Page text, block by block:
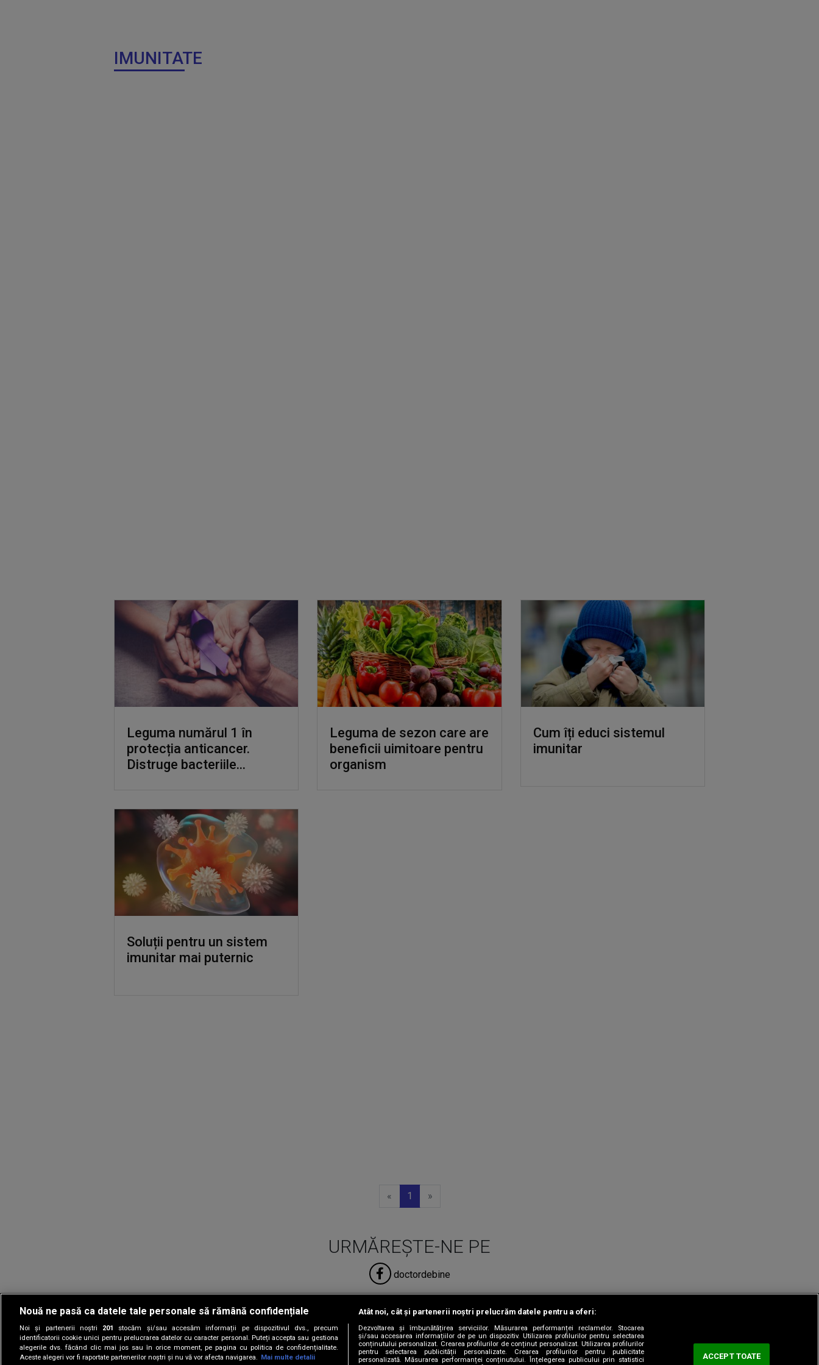
IMUNITATE
Leguma numărul 1 în
protecția anticancer.
Distruge bacteriile...
Leguma de sezon care are
beneficii uimitoare pentru
organism
Cum îți educi sistemul
imunitar
Soluții pentru un sistem
imunitar mai puternic
«Previous
1 »Next
URMĂREȘTE-NE PE
doctordebine
Nouă ne pasă ca datele tale personale să rămână confidențiale
Noi și partenerii noștri 201
stocăm și/sau accesăm informații pe dispozitivul dvs., precum
identificatorii cookie unici pentru prelucrarea datelor cu caracter personal. Puteți accepta sau gestiona
alegerile dvs. făcând clic mai jos sau în orice moment, pe pagina cu politica de confidențialitate.
Aceste alegeri vor fi raportate partenerilor noștri și nu vă vor afecta navigarea.
Mai multe detalii
Atât noi, cât și partenerii noștri prelucrăm datele pentru a oferi:
Dezvoltarea și îmbunătățirea serviciilor. Măsurarea performanței reclamelor. Stocarea
și/sau accesarea informațiilor de pe un dispozitiv. Utilizarea profilurilor pentru selectarea
conținutului personalizat. Crearea profilurilor de conținut personalizat. Utilizarea profilurilor
pentru selectarea publicității personalizate. Crearea profilurilor pentru publicitate
personalizată. Măsurarea performanței conținutului. Înțelegerea publicului prin statistici
ACCEPT TOATE